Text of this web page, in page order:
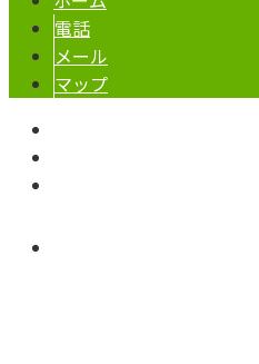
電話
メール
マップ